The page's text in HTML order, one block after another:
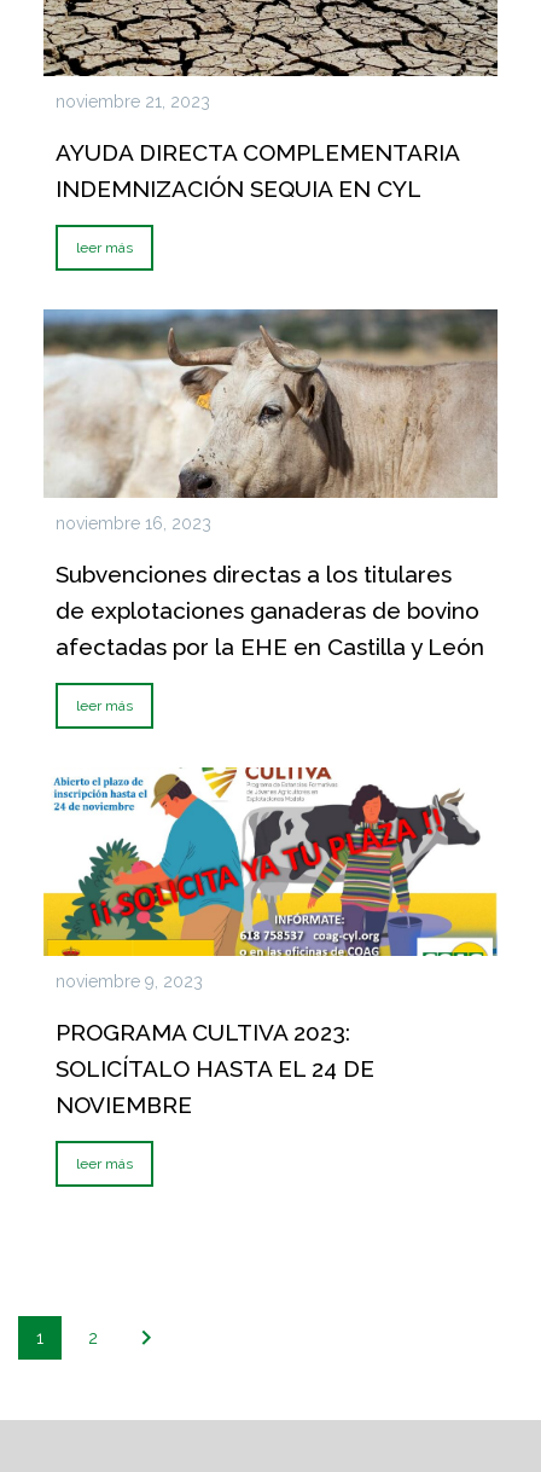
noviembre 21, 2023
AYUDA DIRECTA COMPLEMENTARIA
INDEMNIZACIÓN SEQUIA EN CYL
leer más
noviembre 16, 2023
Subvenciones directas a los titulares
de explotaciones ganaderas de bovino
afectadas por la EHE en Castilla y León
leer más
noviembre 9, 2023
PROGRAMA CULTIVA 2023:
SOLICÍTALO HASTA EL 24 DE
NOVIEMBRE
leer más
1 2